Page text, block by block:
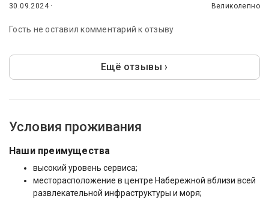
30.09.2024 ·
Великолепно
Гость не оставил комментарий к отзыву
Ещё отзывы ›
Условия проживания
Наши преимущества
высокий уровень сервиса;
месторасположение в центре Набережной вблизи всей
развлекательной инфраструктуры и моря;